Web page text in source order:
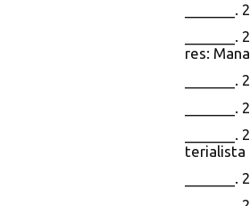
res:
terialista